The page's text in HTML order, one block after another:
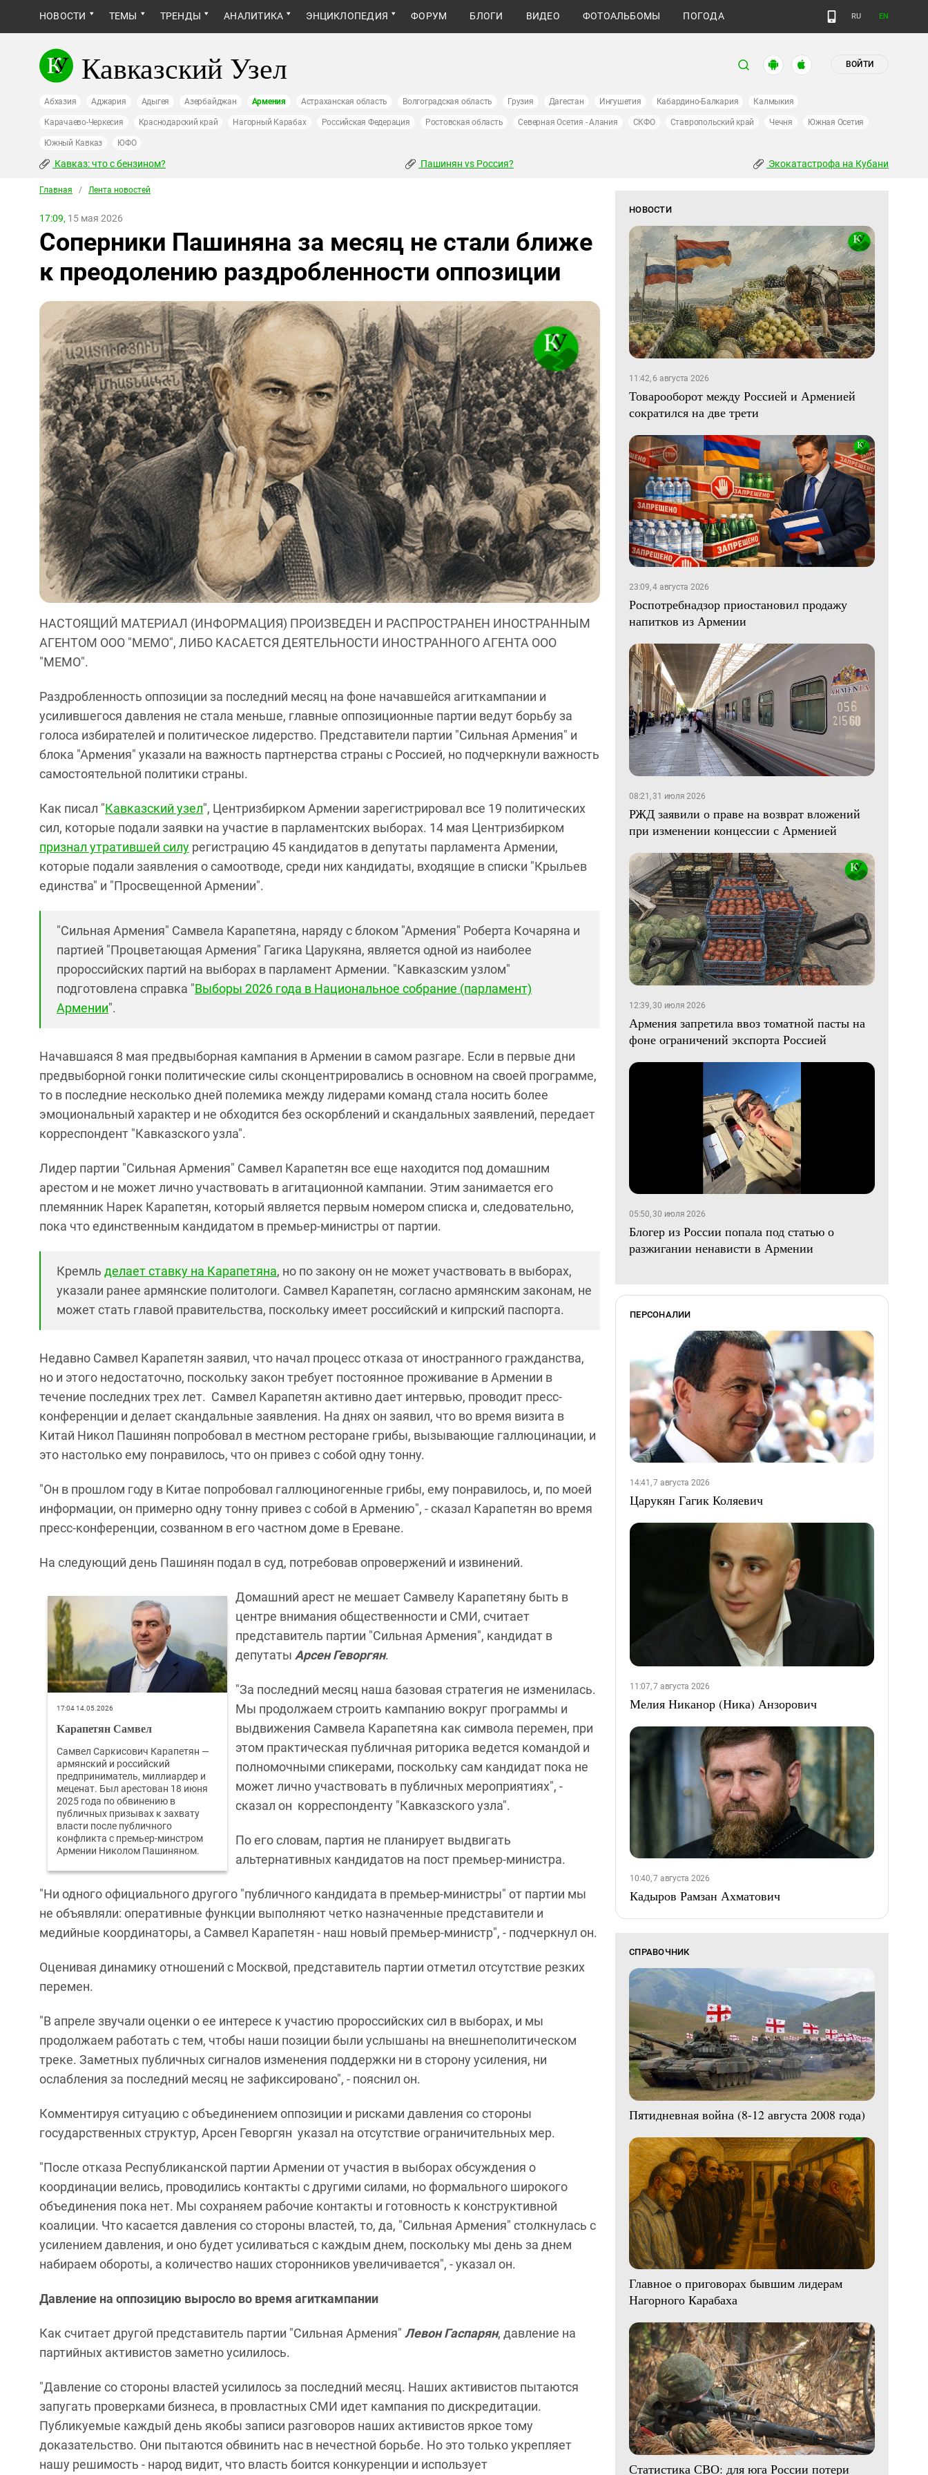
НОВОСТИ ТЕМЫ ТРЕНДЫ АНАЛИТИКА ЭНЦИКЛОПЕДИЯ ФОРУМ БЛОГИ ВИДЕО ФОТОАЛЬБОМЫ ПОГОДА RU EN
Кавказский Узел ВОЙТИ
Абхазия Аджария Адыгея Азербайджан Армения Астраханская область Волгоградская область Грузия Дагестан Ингушетия Кабардино-Балкария Калмыкия
Карачаево-Черкесия Краснодарский край Нагорный Карабах Российская Федерация Ростовская область Северная Осетия - Алания СКФО Ставропольский край Чечня Южная Осетия
Южный Кавказ ЮФО
Кавказ: что с бензином? Пашинян vs Россия? Экокатастрофа на Кубани
Главная / Лента новостей
17:09, 15 мая 2026
Соперники Пашиняна за месяц не стали ближе
к преодолению раздробленности оппозиции
НАСТОЯЩИЙ МАТЕРИАЛ (ИНФОРМАЦИЯ) ПРОИЗВЕДЕН И РАСПРОСТРАНЕН ИНОСТРАННЫМ
АГЕНТОМ ООО "МЕМО", ЛИБО КАСАЕТСЯ ДЕЯТЕЛЬНОСТИ ИНОСТРАННОГО АГЕНТА ООО
"МЕМО".
Раздробленность оппозиции за последний месяц на фоне начавшейся агиткампании и
усилившегося давления не стала меньше, главные оппозиционные партии ведут борьбу за
голоса избирателей и политическое лидерство. Представители партии "Сильная Армения" и
блока "Армения" указали на важность партнерства страны с Россией, но подчеркнули важность
самостоятельной политики страны.
Как писал "Кавказский узел", Центризбирком Армении зарегистрировал все 19 политических
сил, которые подали заявки на участие в парламентских выборах. 14 мая Центризбирком
признал утратившей силу регистрацию 45 кандидатов в депутаты парламента Армении,
которые подали заявления о самоотводе, среди них кандидаты, входящие в списки "Крыльев
единства" и "Просвещенной Армении".
"Сильная Армения" Самвела Карапетяна, наряду с блоком "Армения" Роберта Кочаряна и
партией "Процветающая Армения" Гагика Царукяна, является одной из наиболее
пророссийских партий на выборах в парламент Армении. "Кавказским узлом"
подготовлена справка "Выборы 2026 года в Национальное собрание (парламент)
Армении".
Начавшаяся 8 мая предвыборная кампания в Армении в самом разгаре. Если в первые дни
предвыборной гонки политические силы сконцентрировались в основном на своей программе,
то в последние несколько дней полемика между лидерами команд стала носить более
эмоциональный характер и не обходится без оскорблений и скандальных заявлений, передает
корреспондент "Кавказского узла".
Лидер партии "Сильная Армения" Самвел Карапетян все еще находится под домашним
арестом и не может лично участвовать в агитационной кампании. Этим занимается его
племянник Нарек Карапетян, который является первым номером списка и, следовательно,
пока что единственным кандидатом в премьер-министры от партии.
Кремль делает ставку на Карапетяна, но по закону он не может участвовать в выборах,
указали ранее армянские политологи. Самвел Карапетян, согласно армянским законам, не
может стать главой правительства, поскольку имеет российский и кипрский паспорта.
Недавно Самвел Карапетян заявил, что начал процесс отказа от иностранного гражданства,
но и этого недостаточно, поскольку закон требует постоянное проживание в Армении в
течение последних трех лет. Самвел Карапетян активно дает интервью, проводит пресс-
конференции и делает скандальные заявления. На днях он заявил, что во время визита в
Китай Никол Пашинян попробовал в местном ресторане грибы, вызывающие галлюцинации, и
это настолько ему понравилось, что он привез с собой одну тонну.
"Он в прошлом году в Китае попробовал галлюциногенные грибы, ему понравилось, и, по моей
информации, он примерно одну тонну привез с собой в Армению", - сказал Карапетян во время
пресс-конференции, созванном в его частном доме в Ереване.
На следующий день Пашинян подал в суд, потребовав опровержений и извинений.
17:04 14.05.2026
Карапетян Самвел
Самвел Саркисович Карапетян —
армянский и российский
предприниматель, миллиардер и
меценат. Был арестован 18 июня
2025 года по обвинению в
публичных призывах к захвату
власти после публичного
конфликта с премьер-минстром
Армении Николом Пашиняном.
Домашний арест не мешает Самвелу Карапетяну быть в
центре внимания общественности и СМИ, считает
представитель партии "Сильная Армения", кандидат в
депутаты Арсен Геворгян.
"За последний месяц наша базовая стратегия не изменилась.
Мы продолжаем строить кампанию вокруг программы и
выдвижения Самвела Карапетяна как символа перемен, при
этом практическая публичная риторика ведется командой и
полномочными спикерами, поскольку сам кандидат пока не
может лично участвовать в публичных мероприятиях", -
сказал он корреспонденту "Кавказского узла".
По его словам, партия не планирует выдвигать
альтернативных кандидатов на пост премьер-министра.
"Ни одного официального другого "публичного кандидата в премьер‑министры" от партии мы
не объявляли: оперативные функции выполняют четко назначенные представители и
медийные координаторы, а Самвел Карапетян - наш новый премьер-министр", - подчеркнул он.
Оценивая динамику отношений с Москвой, представитель партии отметил отсутствие резких
перемен.
"В апреле звучали оценки о ее интересе к участию пророссийских сил в выборах, и мы
продолжаем работать с тем, чтобы наши позиции были услышаны на внешнеполитическом
треке. Заметных публичных сигналов изменения поддержки ни в сторону усиления, ни
ослабления за последний месяц не зафиксировано", - пояснил он.
Комментируя ситуацию с объединением оппозиции и рисками давления со стороны
государственных структур, Арсен Геворгян указал на отсутствие ограничительных мер.
"После отказа Республиканской партии Армении от участия в выборах обсуждения о
координации велись, проводились контакты с другими силами, но формального широкого
объединения пока нет. Мы сохраняем рабочие контакты и готовность к конструктивной
коалиции. Что касается давления со стороны властей, то, да, "Сильная Армения" столкнулась с
усилением давления, и оно будет усиливаться с каждым днем, поскольку мы день за днем
набираем обороты, а количество наших сторонников увеличивается", - указал он.
Давление на оппозицию выросло во время агиткампании
Как считает другой представитель партии "Сильная Армения" Левон Гаспарян, давление на
партийных активистов заметно усилилось.
"Давление со стороны властей усилилось за последний месяц. Наших активистов пытаются
запугать проверками бизнеса, в провластных СМИ идет кампания по дискредитации.
Публикуемые каждый день якобы записи разговоров наших активистов яркое тому
доказательство. Они пытаются обвинить нас в нечестной борьбе. Но это только укрепляет
нашу решимость - народ видит, что власть боится конкуренции и использует
НОВОСТИ
11:42, 6 августа 2026
Товарооборот между Россией и Арменией
сократился на две трети
23:09, 4 августа 2026
Роспотребнадзор приостановил продажу
напитков из Армении
08:21, 31 июля 2026
РЖД заявили о праве на возврат вложений
при изменении концессии с Арменией
12:39, 30 июля 2026
Армения запретила ввоз томатной пасты на
фоне ограничений экспорта Россией
05:50, 30 июля 2026
Блогер из России попала под статью о
разжигании ненависти в Армении
ПЕРСОНАЛИИ
14:41, 7 августа 2026
Царукян Гагик Коляевич
11:07, 7 августа 2026
Мелия Никанор (Ника) Анзорович
10:40, 7 августа 2026
Кадыров Рамзан Ахматович
СПРАВОЧНИК
Пятидневная война (8-12 августа 2008 года)
Главное о приговорах бывшим лидерам
Нагорного Карабаха
Статистика СВО: для юга России потери